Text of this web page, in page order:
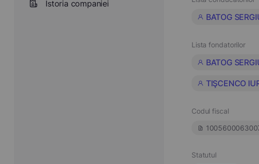
Istoria companiei
BATOG
Lista fondatorilor
BATOG
TIŞCENCO
Codul fiscal
Statutul